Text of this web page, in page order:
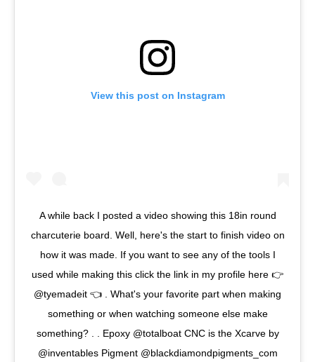
View this post on Instagram
A while back I posted a video showing this 18in round
charcuterie board. Well, here's the start to finish video on
how it was made. If you want to see any of the tools I
used while making this click the link in my profile here 👉
@tyemadeit 👈 . What's your favorite part when making
something or when watching someone else make
something? . . Epoxy @totalboat CNC is the Xcarve by
@inventables Pigment @blackdiamondpigments_com